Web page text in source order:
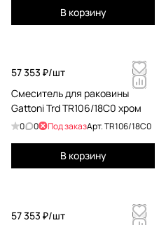
В корзину
57 353 ₽/шт
Смеситель для раковины
Gattoni Trd TR106/18C0 хром
0 0 Под заказАрт.TR106/18C0
В корзину
57 353 ₽/шт